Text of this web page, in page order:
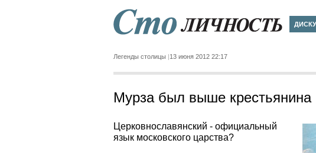
Легенды столицы 13 июня 2012 22:17
Мурза был выше крестьянина
Церковнославянский - официальный
язык московского царства?